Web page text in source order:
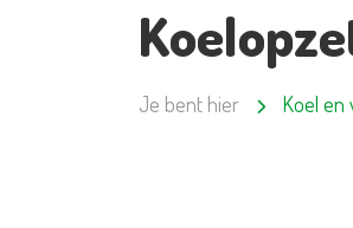
Je bent hier Koel en